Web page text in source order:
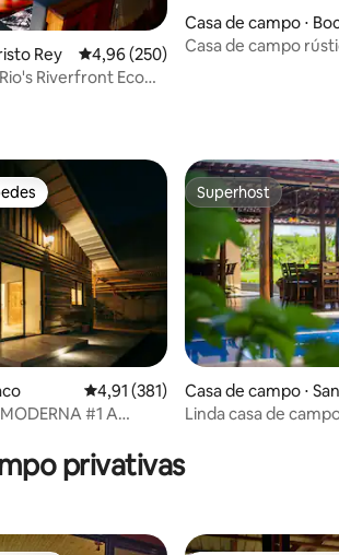
497 avaliações
Rey 4,96 de uma avaliação média de 5,
4,96 (250)
Riverfront Eco
Casa de campo ⋅
oro Province
Casa de campo
119 avaliações
4,91 de uma avaliação média de
4,91 (381)
Superhost
Superhost
Casa de campo ⋅
Linda casa de
privativas